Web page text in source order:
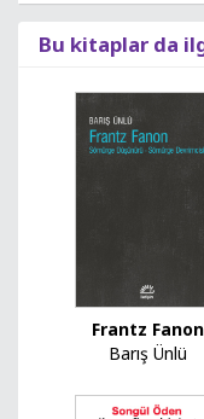
Bu kitaplar da
Frantz Fanon
Barış Ünlü